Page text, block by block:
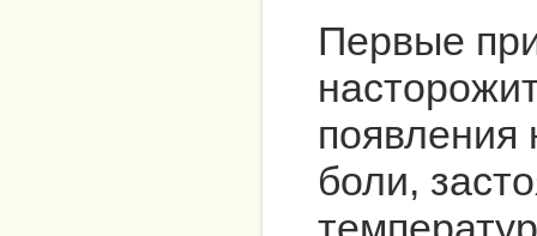
Первые
появления
боли,